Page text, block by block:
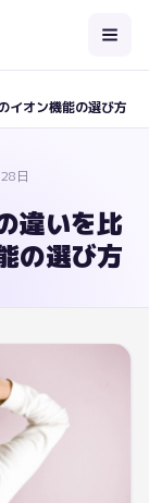
イオン機能の選び方
日
違いを比
の選び方